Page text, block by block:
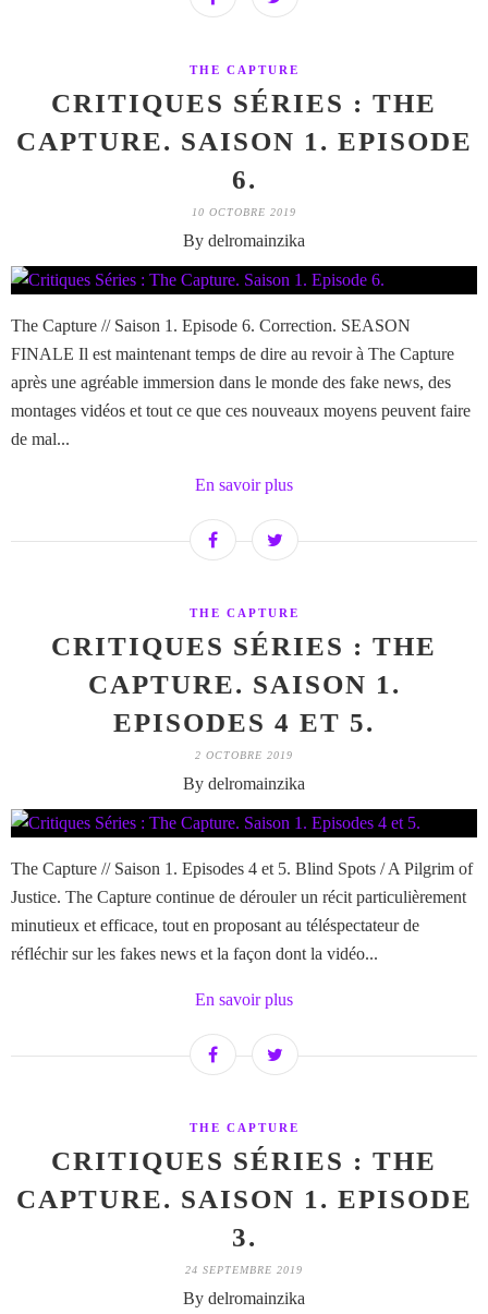
THE CAPTURE
CRITIQUES SÉRIES : THE
CAPTURE. SAISON 1. EPISODE
6.
10 OCTOBRE 2019
By delromainzika
The Capture // Saison 1. Episode 6. Correction. SEASON
FINALE Il est maintenant temps de dire au revoir à The Capture
après une agréable immersion dans le monde des fake news, des
montages vidéos et tout ce que ces nouveaux moyens peuvent faire
de mal...
En savoir plus
THE CAPTURE
CRITIQUES SÉRIES : THE
CAPTURE. SAISON 1.
EPISODES 4 ET 5.
2 OCTOBRE 2019
By delromainzika
The Capture // Saison 1. Episodes 4 et 5. Blind Spots / A Pilgrim of
Justice. The Capture continue de dérouler un récit particulièrement
minutieux et efficace, tout en proposant au téléspectateur de
réfléchir sur les fakes news et la façon dont la vidéo...
En savoir plus
THE CAPTURE
CRITIQUES SÉRIES : THE
CAPTURE. SAISON 1. EPISODE
3.
24 SEPTEMBRE 2019
By delromainzika